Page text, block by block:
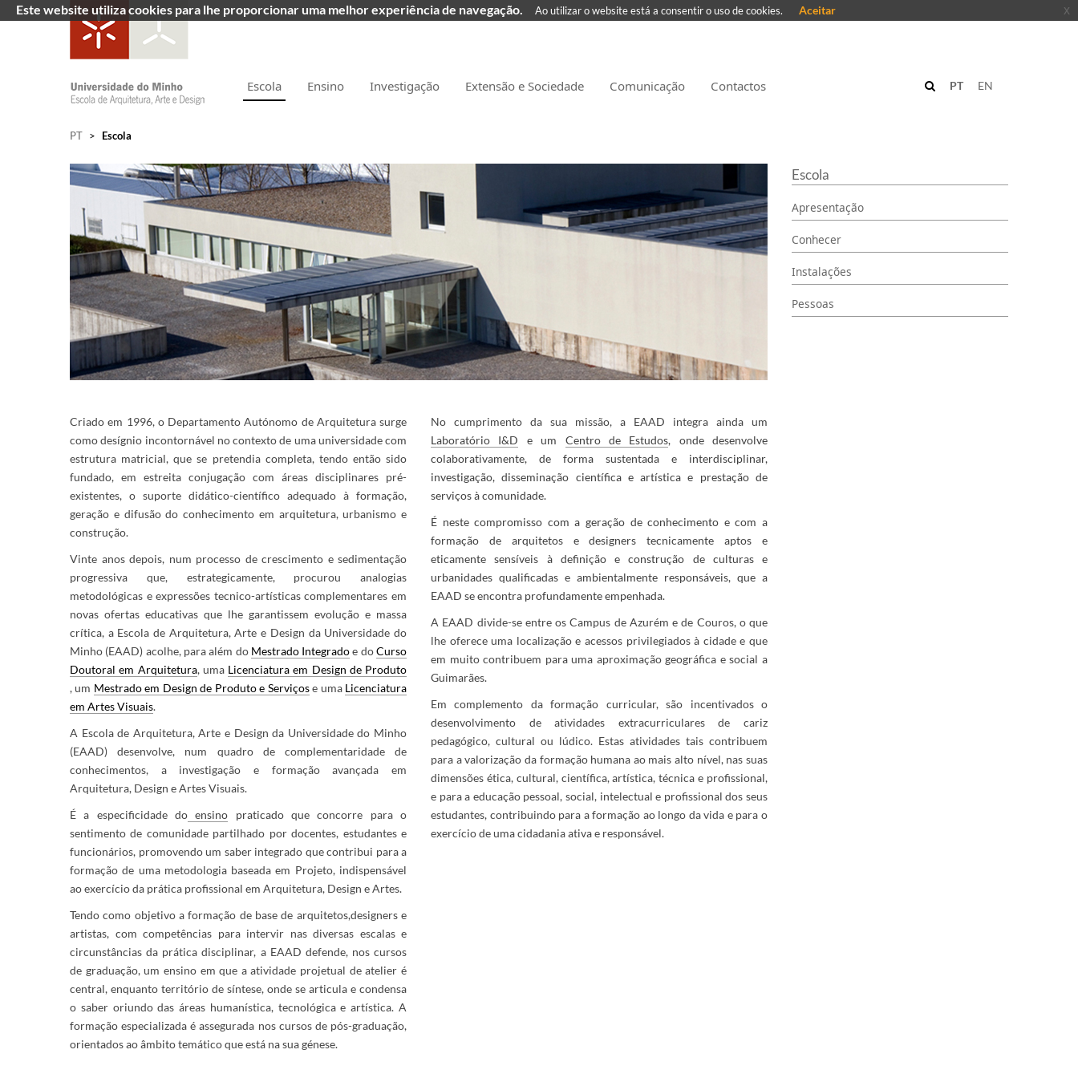
Escola Ensino Investigação Extensão e Sociedade Comunicação Contactos EN
PT
PT > Escola
Criado em 1996, o Departamento Autónomo de Arquitetura surge
como desígnio incontornável no contexto de uma universidade com
estrutura matricial, que se pretendia completa, tendo então sido
fundado, em estreita conjugação com áreas disciplinares pré-
existentes, o suporte didático-científico adequado à formação,
geração e difusão do conhecimento em arquitetura, urbanismo e
construção.
Vinte anos depois, num processo de crescimento e sedimentação
progressiva que, estrategicamente, procurou analogias
metodológicas e expressões tecnico-artísticas complementares em
novas ofertas educativas que lhe garantissem evolução e massa
crítica, a Escola de Arquitetura, Arte e Design da Universidade do
Minho (EAAD) ​acolhe, para além do Mestrado Integradoe doCurso
Doutoral em Arquitetura, uma Licenciatura em Design de Produto
, um Mestrado em Design de Produto e Serviçose uma Licenciatura
em Artes Visu​ais.
A Escola de Arquitetura, Arte e Design da Universidade do Minho
(EAAD) desenvolve, num quadro de complementaridade de
conhecimentos, a investigação e formação avançada em
Arquitetura, Design e Artes Visuais. ​
É a especificidade do ensino praticadoque concorre para o
sentimento de comunidade partilhado por docentes, estudantes e
funcionários, promovendo um saber integrado que contribui para a
formação de uma metodologia baseada em Proje​to, indispensável
ao exercício da prática profissional em Arquitetura, Design e Artes.​​
Tendo como objetivo a formação de base de arquitetos,​designers ​e
artistas​, com competências para intervir nas diversas escalas e
circunstâncias da prática disciplinar, a EAAD defende, nos cursos
de graduação, um ensino em que a atividade projetual de atelier é
central, enquanto território de síntese, onde se articula e condensa
o saber oriundo das áreas humanística, tecnológica e artística. A
formação especializada é assegurada nos cursos de pós-graduação,
orientados ao âmbito temático que está na sua génese.
No cumprimento da sua missão, a EAAD integra ainda um
Laboratório I&D e um Centro de Estu​dos, onde desenvolve
colaborativamente, de forma sustentada e interdisciplinar,
investigação, disseminação científica e artística e prestação de
serviços à comunidade.
É neste compromisso com a geração de conhecimento e com a
formação de arquitetos e designers tecnicamente aptos e
eticamente sensíveis à definição e construção de culturas e
urbanidades qualificadas e ambientalmente responsáveis, que a
EAAD se encontra profundamente empenhada.
A EAAD divide-se entre os Campus de Azurém e de Couros, o que
lhe oferece uma localização e acessos privilegiados à cidade e que
em muito contribuem para uma aproximação geográfica e social a
Guimarães.
​​Em complemento da formação c​urricular, são incentivados o
desenvolvimento de atividades extracurriculares de cariz
pedagógico, cultural ou lúdico. Estas atividades tais contribuem
para a valorização da formação humana ao mais alto nível, nas suas
dimensões ética, cultural, científica, artística, técnica e profissional,
e para a educação pessoal, social, intelectual e profissional dos seus
estudantes, contribuindo para a formação ao longo da vida e para o
exercício de uma cidadania ativa e responsável.
Escola
Apresentação
Conhecer
Instalações
Pessoas
Este website utiliza cookies para lhe proporcionar uma melhor experiência de navegação. Ao utilizar o website está a consentir o uso de cookies. Aceitar x